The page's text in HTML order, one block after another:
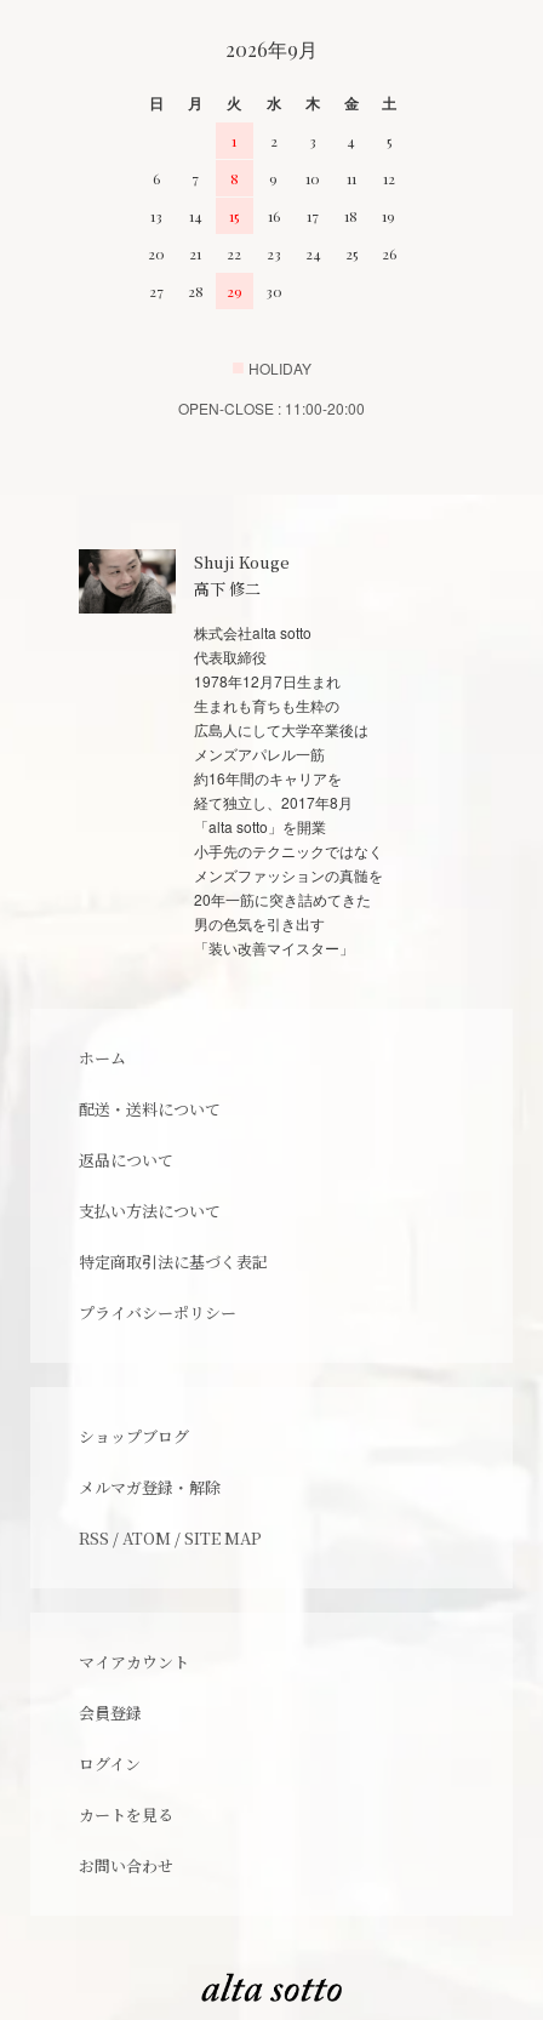
2026年9月
日 月 火 水 木 金
土
1
2 3 4
5
6
7 8 9 10 11
12
13
14 15 16 17 18
19
20
21 22 23 24 25
26
27
28 29 30
HOLIDAY
OPEN-CLOSE : 11:00-20:00
Shuji Kouge
高下 修二
株式会社alta sotto
代表取締役
1978年12月7日生まれ
生まれも育ちも生粋の
広島人にして大学卒業後は
メンズアパレル一筋
約16年間のキャリアを
経て独立し、2017年8月
「alta sotto」を開業
小手先のテクニックではなく
メンズファッションの真髄を
20年一筋に突き詰めてきた
男の色気を引き出す
「装い改善マイスター」
ホーム
配送・送料について
返品について
支払い方法について
特定商取引法に基づく表記
プライバシーポリシー
ショップブログ
メルマガ登録・解除
RSS /ATOM /SITE MAP
マイアカウント
会員登録
ログイン
カートを見る
お問い合わせ